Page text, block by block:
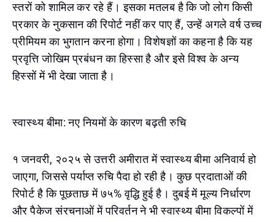
स्तरों को शामिल कर रहे हैं। इसका मतलब है कि जो लोग किसी
प्रकार के नुकसान की रिपोर्ट नहीं कर पाए हैं, उन्हें अगले वर्ष उच्च
प्रीमियम का भुगतान करना होगा। विशेषज्ञों का कहना है कि यह
प्रवृत्ति जोखिम प्रबंधन का हिस्सा है और इसे विश्व के अन्य
हिस्सों में भी देखा जाता है।
स्वास्थ्य बीमा: नए नियमों के कारण बढ़ती रुचि
१ जनवरी, २०२५ से उत्तरी अमीरात में स्वास्थ्य बीमा अनिवार्य हो
जाएगा, जिससे पर्याप्त रुचि पैदा हो रही है। कुछ प्रदाताओं की
रिपोर्ट है कि पूछताछ में ७५% वृद्धि हुई है। दुबई में मूल्य निर्धारण
और पैकेज संरचनाओं में परिवर्तन ने भी स्वास्थ्य बीमा विकल्पों में